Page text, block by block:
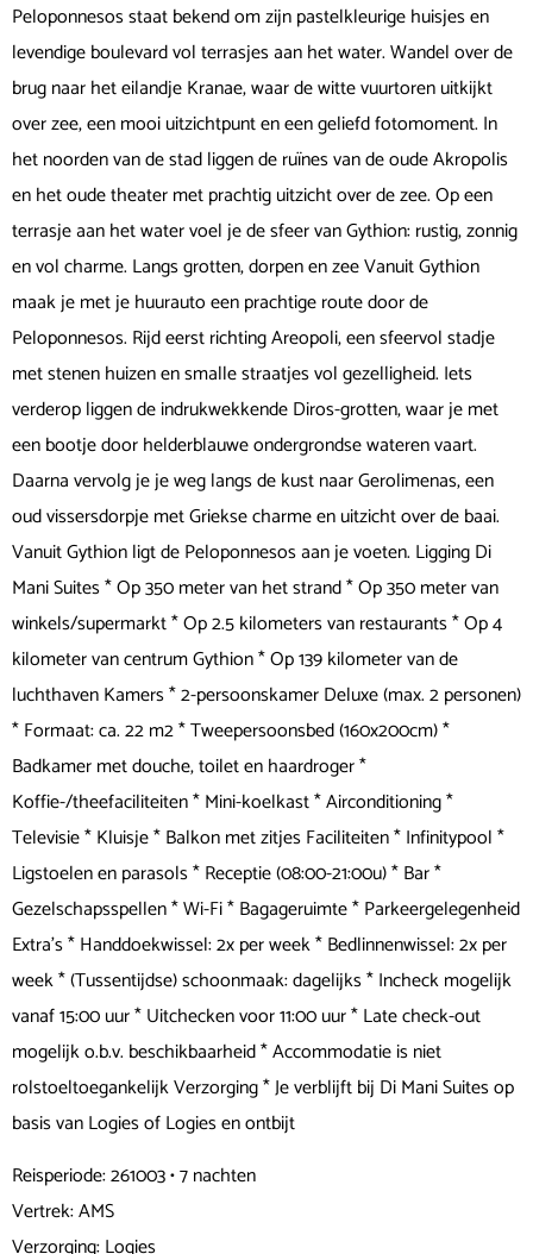
Peloponnesos staat bekend om zijn pastelkleurige huisjes en
levendige boulevard vol terrasjes aan het water. Wandel over de
brug naar het eilandje Kranae, waar de witte vuurtoren uitkijkt
over zee, een mooi uitzichtpunt en een geliefd fotomoment. In
het noorden van de stad liggen de ruïnes van de oude Akropolis
en het oude theater met prachtig uitzicht over de zee. Op een
terrasje aan het water voel je de sfeer van Gythion: rustig, zonnig
en vol charme. Langs grotten, dorpen en zee Vanuit Gythion
maak je met je huurauto een prachtige route door de
Peloponnesos. Rijd eerst richting Areopoli, een sfeervol stadje
met stenen huizen en smalle straatjes vol gezelligheid. Iets
verderop liggen de indrukwekkende Diros-grotten, waar je met
een bootje door helderblauwe ondergrondse wateren vaart.
Daarna vervolg je je weg langs de kust naar Gerolimenas, een
oud vissersdorpje met Griekse charme en uitzicht over de baai.
Vanuit Gythion ligt de Peloponnesos aan je voeten. Ligging Di
Mani Suites * Op 350 meter van het strand * Op 350 meter van
winkels/supermarkt * Op 2.5 kilometers van restaurants * Op 4
kilometer van centrum Gythion * Op 139 kilometer van de
luchthaven Kamers * 2-persoonskamer Deluxe (max. 2 personen)
* Formaat: ca. 22 m2 * Tweepersoonsbed (160x200cm) *
Badkamer met douche, toilet en haardroger *
Koffie-/theefaciliteiten * Mini-koelkast * Airconditioning *
Televisie * Kluisje * Balkon met zitjes Faciliteiten * Infinitypool *
Ligstoelen en parasols * Receptie (08:00-21:00u) * Bar *
Gezelschapsspellen * Wi-Fi * Bagageruimte * Parkeergelegenheid
Extra's * Handdoekwissel: 2x per week * Bedlinnenwissel: 2x per
week * (Tussentijdse) schoonmaak: dagelijks * Incheck mogelijk
vanaf 15:00 uur * Uitchecken voor 11:00 uur * Late check-out
mogelijk o.b.v. beschikbaarheid * Accommodatie is niet
rolstoeltoegankelijk Verzorging * Je verblijft bij Di Mani Suites op
basis van Logies of Logies en ontbijt
Reisperiode: 261003 • 7 nachten
Vertrek: AMS